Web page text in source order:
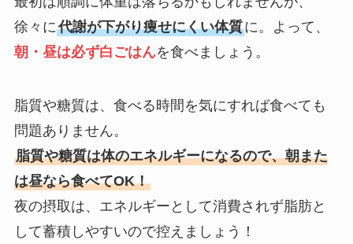
徐々に代謝が下がり痩せにくい体質に。よって、
朝・昼は必ず白ごはんを食べましょう。
脂質や糖質は、食べる時間を気にすれば食べても
問題ありません。
脂質や糖質は体のエネルギーになるので、朝また
は昼なら食べてOK！
夜の摂取は、エネルギーとして消費されず脂肪と
して蓄積しやすいので控えましょう！